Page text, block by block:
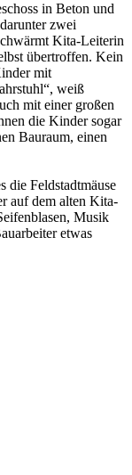
in Beton und
zwei
Kita-Leiterin
übertroffen. Kein
mit
weiß
mit einer großen
die Kinder sogar
Bauraum, einen
die Feldstadtmäuse
auf dem alten Kita-
Musik
etwas